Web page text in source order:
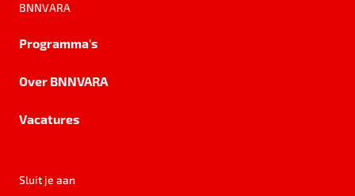
BNNVARA
Programma's
Over BNNVARA
Vacatures
Sluit je aan